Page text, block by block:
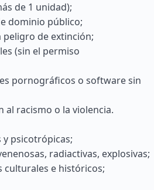
de 1 unidad);
dominio público;
peligro de extinción;
(sin el permiso
pornográficos o software sin
al racismo o la violencia.
psicotrópicas;
radiactivas, explosivas;
culturales e históricos;